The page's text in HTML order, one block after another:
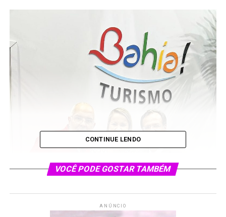
CONTINUE LENDO
VOCÊ PODE GOSTAR TAMBÉM
ANÚNCIO